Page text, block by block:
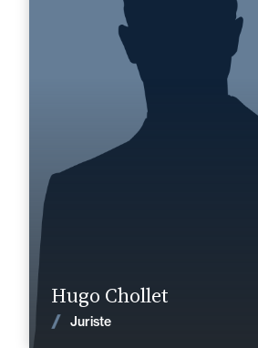
Hugo Chollet
Juriste
Droit du travail et de la
+33 2 33 82 33 10